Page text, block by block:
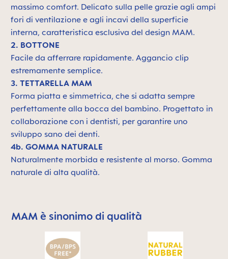
massimo comfort. Delicato sulla pelle grazie agli ampi
fori di ventilazione e agli incavi della superficie
interna, caratteristica esclusiva del design MAM.
2. BOTTONE
Facile da afferrare rapidamente. Aggancio clip
estremamente semplice.
3. TETTARELLA MAM
Forma piatta e simmetrica, che si adatta sempre
perfettamente alla bocca del bambino. Progettato in
collaborazione con i dentisti, per garantire uno
sviluppo sano dei denti.
4b. GOMMA NATURALE
Naturalmente morbida e resistente al morso. Gomma
naturale di alta qualità.
Skip MAM Means Quality Icon Bar
MAM è sinonimo di qualità